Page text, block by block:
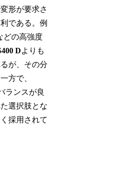
形が要求さ
である。例
どの高強度
Dよりも
が、その分
方で、
ランスが良
選択肢とな
採用されて